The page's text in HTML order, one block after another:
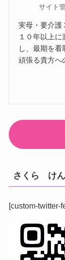
サイト
実母・要介護
１０年以上
し、最期を
頑張る貴方へ
さくら けん
[custom-twitter-